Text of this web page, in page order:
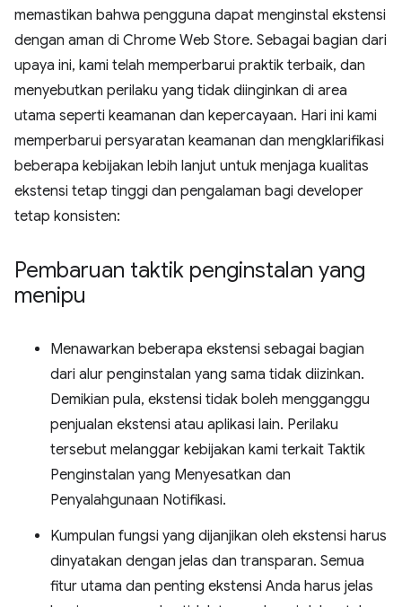
memastikan bahwa pengguna dapat menginstal ekstensi
dengan aman di Chrome Web Store. Sebagai bagian dari
upaya ini, kami telah memperbarui praktik terbaik, dan
menyebutkan perilaku yang tidak diinginkan di area
utama seperti keamanan dan kepercayaan. Hari ini kami
memperbarui persyaratan keamanan dan mengklarifikasi
beberapa kebijakan lebih lanjut untuk menjaga kualitas
ekstensi tetap tinggi dan pengalaman bagi developer
tetap konsisten:
Pembaruan taktik penginstalan yang
menipu
Menawarkan beberapa ekstensi sebagai bagian
dari alur penginstalan yang sama tidak diizinkan.
Demikian pula, ekstensi tidak boleh mengganggu
penjualan ekstensi atau aplikasi lain. Perilaku
tersebut melanggar kebijakan kami terkait Taktik
Penginstalan yang Menyesatkan dan
Penyalahgunaan Notifikasi.
Kumpulan fungsi yang dijanjikan oleh ekstensi harus
dinyatakan dengan jelas dan transparan. Semua
fitur utama dan penting ekstensi Anda harus jelas